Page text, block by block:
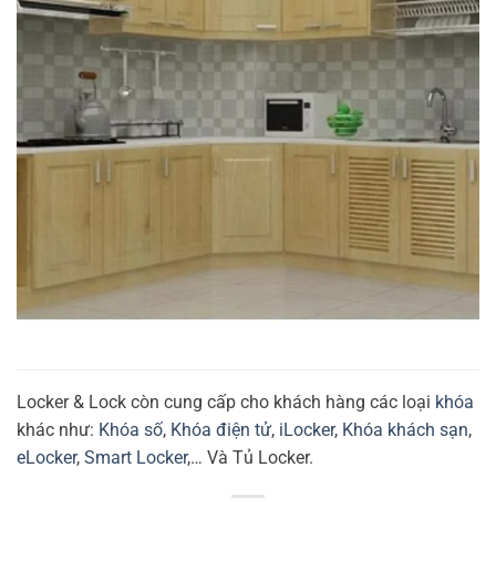
Locker & Lock còn cung cấp cho khách hàng các loại khóa
khác như: Khóa số, Khóa điện tử, iLocker, Khóa khách sạn,
eLocker, Smart Locker,… Và Tủ Locker.